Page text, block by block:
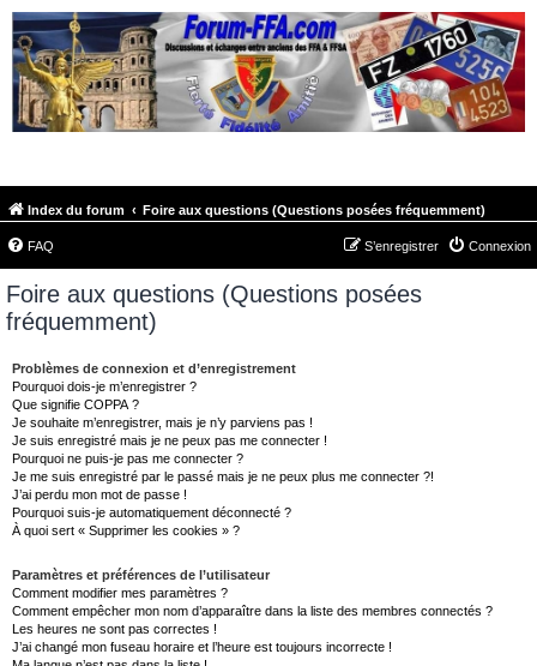
Index du forum Foire aux questions (Questions posées fréquemment)
FAQ Connexion
S’enregistrer
Foire aux questions (Questions posées
fréquemment)
Problèmes de connexion et d’enregistrement
Pourquoi dois-je m’enregistrer ?
Que signifie COPPA ?
Je souhaite m’enregistrer, mais je n’y parviens pas !
Je suis enregistré mais je ne peux pas me connecter !
Pourquoi ne puis-je pas me connecter ?
Je me suis enregistré par le passé mais je ne peux plus me connecter ?!
J’ai perdu mon mot de passe !
Pourquoi suis-je automatiquement déconnecté ?
À quoi sert « Supprimer les cookies » ?
Paramètres et préférences de l’utilisateur
Comment modifier mes paramètres ?
Comment empêcher mon nom d’apparaître dans la liste des membres connectés ?
Les heures ne sont pas correctes !
J’ai changé mon fuseau horaire et l’heure est toujours incorrecte !